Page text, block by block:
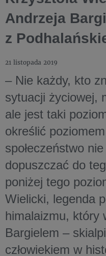
Andrzeja
z
21 listopada 2019
– Nie każdy, kto
sytuacji życiowej,
ale jest taki
określić
społeczeństwo
dopuszczać do
poniżej tego
Wielicki, legenda
himalaizmu, który
Bargielem –
człowiekiem w